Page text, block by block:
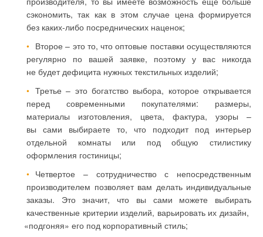
сэкономить, так как в этом случае цена формируется
без каких-либо посреднических наценок;
Второе – это то, что оптовые поставки осуществляются
регулярно по вашей заявке, поэтому у вас никогда
не будет дефицита нужных текстильных изделий;
Третье – это богатство выбора, которое открывается
перед современными покупателями: размеры,
материалы изготовления, цвета, фактура, узоры –
вы сами выбираете то, что подходит под интерьер
отдельной комнаты или под общую стилистику
оформления гостиницы;
Четвертое – сотрудничество с непосредственным
производителем позволяет вам делать индивидуальные
заказы. Это значит, что вы сами можете выбирать
качественные критерии изделий, варьировать их дизайн,
«подгоняя» его под корпоративный стиль;